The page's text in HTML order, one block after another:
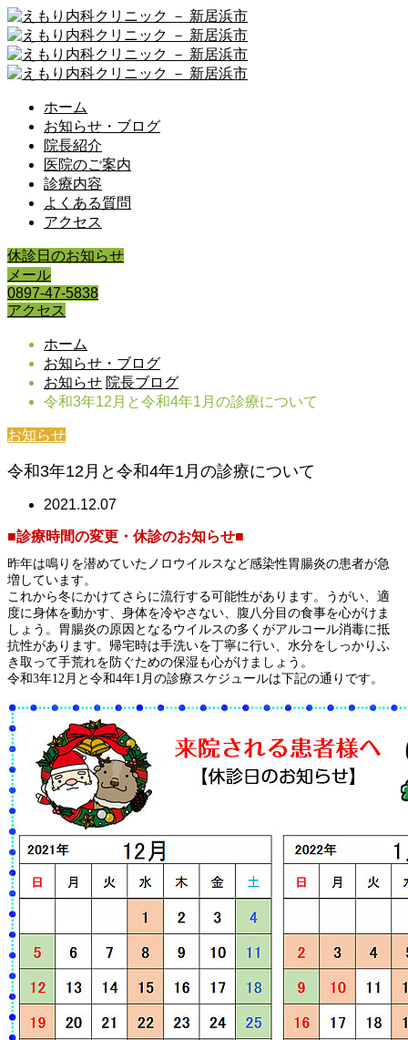
ホーム
お知らせ・ブログ
院長紹介
医院のご案内
診療内容
よくある質問
アクセス
休診日のお知らせ
メール
0897-47-5838
アクセス
ホーム
お知らせ・ブログ
お知らせ 院長ブログ
令和3年12月と令和4年1月の診療について
お知らせ
令和3年12月と令和4年1月の診療について
2021.12.07
■診療時間の変更・休診のお知らせ■
昨年は鳴りを潜めていたノロウイルスなど感染性胃腸炎の患者が急
増しています。
これから冬にかけてさらに流行する可能性があります。うがい、適
度に身体を動かす、身体を冷やさない、腹八分目の食事を心がけま
しょう。胃腸炎の原因となるウイルスの多くがアルコール消毒に抵
抗性があります。帰宅時は手洗いを丁寧に行い、水分をしっかりふ
き取って手荒れを防ぐための保湿も心がけましょう。
令和3年12月と令和4年1月の診療スケジュールは下記の通りです。